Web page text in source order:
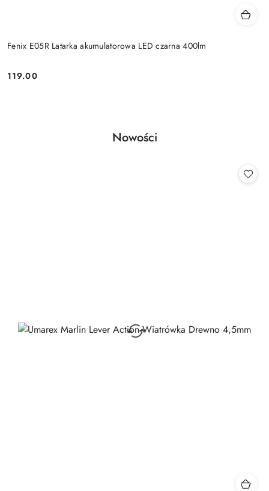
Fenix E05R Latarka akumulatorowa LED czarna 400lm
Cena:
119.00
Pomiń karuzelę produktów
Produkty
Nowości